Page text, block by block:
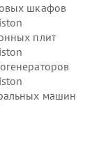
шкафов
плит
машин